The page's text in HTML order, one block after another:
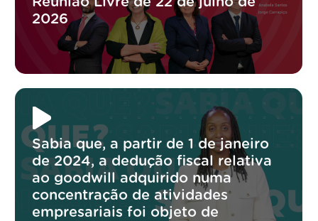
2026
Sabia que, a partir de 1 de janeiro
de 2024, a dedução fiscal relativa
ao goodwill adquirido numa
concentração de atividades
empresariais foi objeto de